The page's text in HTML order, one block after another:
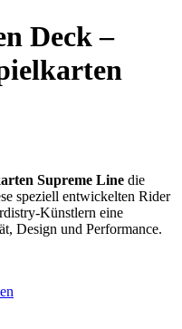
Deck –
Supreme Line die
speziell entwickelten Rider
Künstlern eine
Design und Performance.